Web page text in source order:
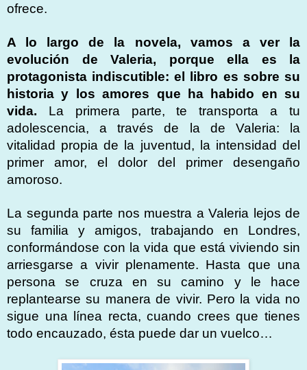
ofrece.
A lo largo de la novela, vamos a ver la
evolución de Valeria, porque ella es la
protagonista indiscutible: el libro es sobre su
historia y los amores que ha habido en su
vida. La primera parte, te transporta a tu
adolescencia, a través de la de Valeria: la
vitalidad propia de la juventud, la intensidad del
primer amor, el dolor del primer desengaño
amoroso.
La segunda parte nos muestra a Valeria lejos de
su familia y amigos, trabajando en Londres,
conformándose con la vida que está viviendo sin
arriesgarse a vivir plenamente. Hasta que una
persona se cruza en su camino y le hace
replantearse su manera de vivir. Pero la vida no
sigue una línea recta, cuando crees que tienes
todo encauzado, ésta puede dar un vuelco…